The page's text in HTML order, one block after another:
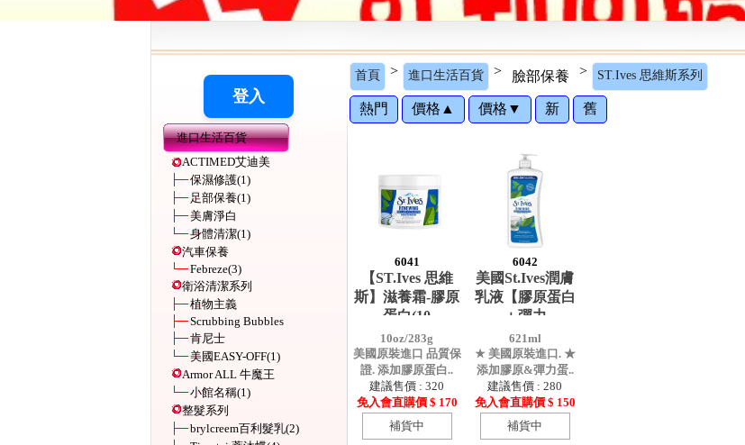
進口生活百貨
ACTIMED艾迪美
保濕修護(1)
足部保養(1)
美膚淨白
身體清潔(1)
汽車保養
Febreze(3)
衛浴清潔系列
植物主義
Scrubbing Bubbles
肯尼士
美國EASY-OFF(1)
Armor ALL 牛魔王
小館名稱(1)
整髮系列
brylcreem百利髮乳(2)
首頁 > 進口生活百貨 > 臉部保養 > ST.Ives 思維斯系列
熱門 價格▲ 價格▼ 新 舊
6041
【ST.Ives 思維
斯】滋養霜-膠原
蛋白(10
10oz/283g
美國原裝進口 品質保
證. 添加膠原蛋白..
建議售價 : 320
免入會直購價 $ 170
補貨中
6042
美國St.Ives潤膚
乳液【膠原蛋白
＋彈力
621ml
★ 美國原裝進口. ★
添加膠原&彈力蛋..
建議售價 : 280
免入會直購價 $ 150
補貨中